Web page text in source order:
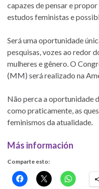
capazes de pensar e
estudos feministas e
Será uma oportunidade
pesquisas, vozes ao redor
mulheres e gênero. O
(MM) será realizado na
Não perca a oportunidade
como praticamente, as
feminismos da atualidade.
Más información
Comparte esto: